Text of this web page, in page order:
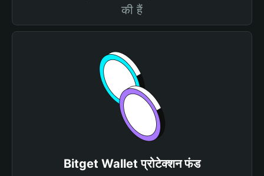
की हैं
Bitget Wallet प्रोटेक्शन फंड